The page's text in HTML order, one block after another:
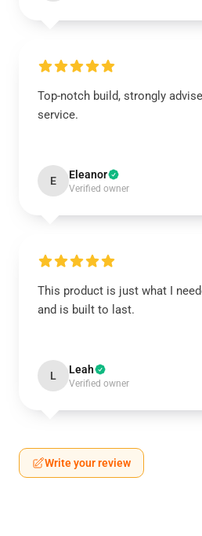
Top-notch build, strongly
service.
E Eleanor
Verified owner
This product is just what I
and is built to last.
L Leah
Verified owner
Write your review